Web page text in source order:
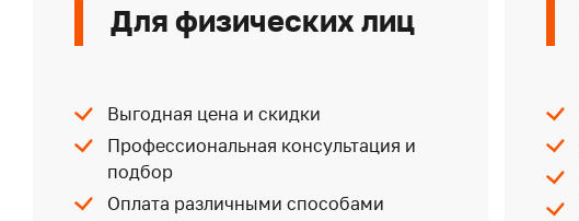
Для физических лиц
Выгодная цена и скидки
Профессиональная консультация и
подбор
Оплата различными способами